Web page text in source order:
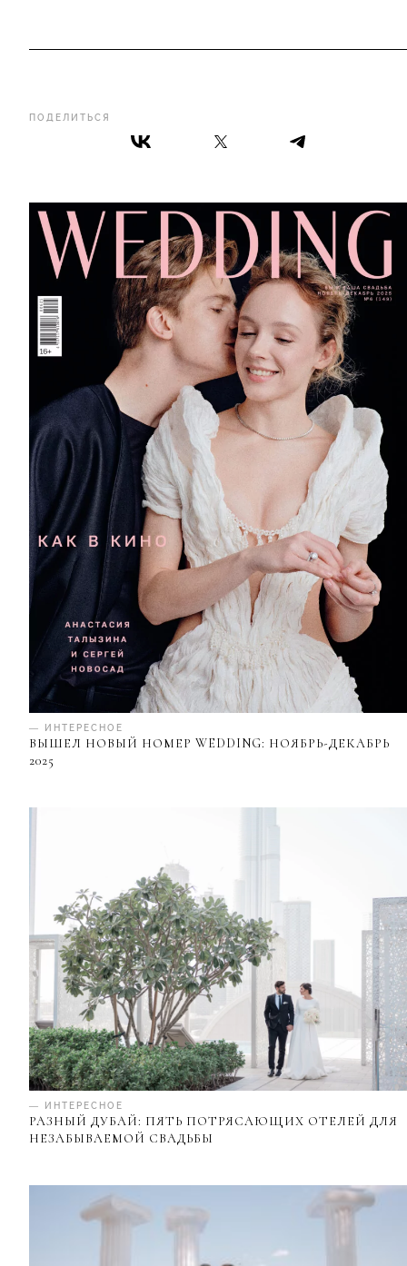
ПОДЕЛИТЬСЯ
— ИНТЕРЕСНОЕ
ВЫШЕЛ НОВЫЙ НОМЕР WEDDING: НОЯБРЬ-ДЕКАБРЬ
2025
— ИНТЕРЕСНОЕ
РАЗНЫЙ ДУБАЙ: ПЯТЬ ПОТРЯСАЮЩИХ ОТЕЛЕЙ ДЛЯ
НЕЗАБЫВАЕМОЙ СВАДЬБЫ